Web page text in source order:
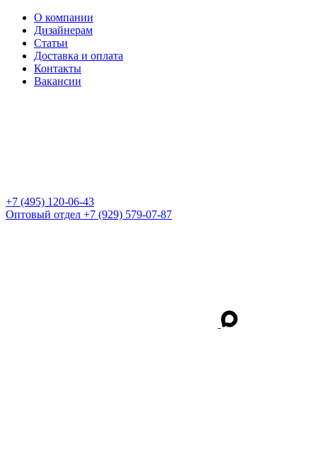
О компании
Дизайнерам
Статьи
Доставка и оплата
Контакты
Вакансии
+7 (495) 120-06-43
Оптовый отдел +7 (929) 579-07-87